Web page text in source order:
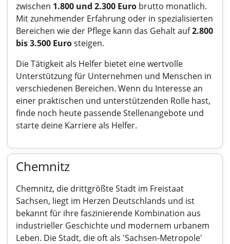
zwischen 1.800 und 2.300 Euro brutto monatlich.
Mit zunehmender Erfahrung oder in spezialisierten
Bereichen wie der Pflege kann das Gehalt auf2.800
bis 3.500 Eurosteigen.
Die Tätigkeit als Helfer bietet eine wertvolle
Unterstützung für Unternehmen und Menschen in
verschiedenen Bereichen. Wenn du Interesse an
einer praktischen und unterstützenden Rolle hast,
finde noch heute passende Stellenangebote und
starte deine Karriere als Helfer.
Chemnitz
Chemnitz, die drittgrößte Stadt im Freistaat
Sachsen, liegt im Herzen Deutschlands und ist
bekannt für ihre faszinierende Kombination aus
industrieller Geschichte und modernem urbanem
Leben. Die Stadt, die oft als 'Sachsen-Metropole'